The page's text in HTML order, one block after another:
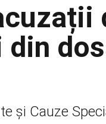
din
și Cauze